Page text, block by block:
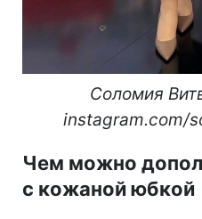
Соломия
instagram.com/
Чем можно
с кожаной юбкой